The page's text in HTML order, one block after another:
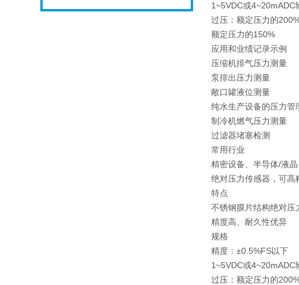
1~5VDC或4~20mADC
过压：额定压力的
额定压力的150%
应用和业绩记录示例
压缩机排气压力测量
泵排出压力测量
敞口罐液位测量
纯水生产设备的压力管
制冷机燃气压力测量
过滤器堵塞检测
常用行业
精密设备、半导体/液
绝对压力传感器，可高
特点
不锈钢膜片结构绝对压
精度高、耐久性优异
规格
精度：±0.5%FS以下
1~5VDC或4~20mADC
过压：额定压力的